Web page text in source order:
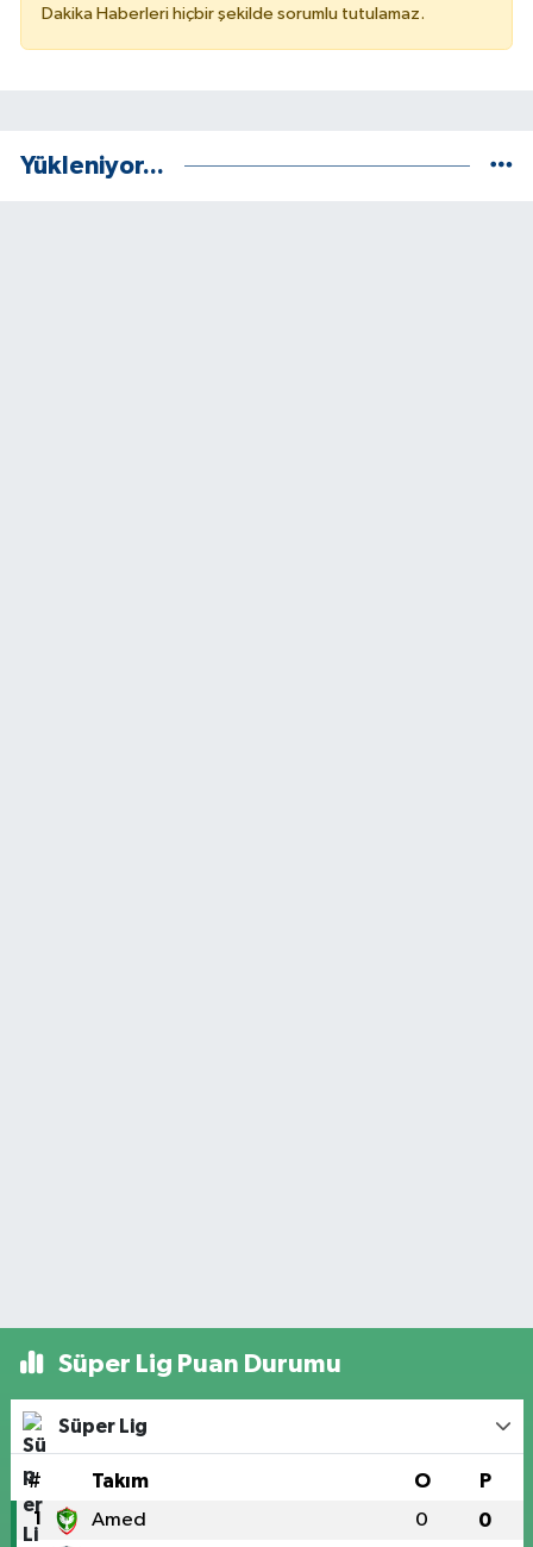
Dakika Haberleri hiçbir şekilde sorumlu tutulamaz.
Yükleniyor...
Süper Lig Puan Durumu
Süper Lig
# Takım O P
1 Amed 0 0